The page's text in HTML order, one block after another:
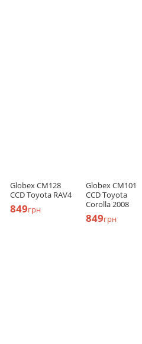
Globex CM128
CCD Toyota RAV4
849грн
Globex CM101
CCD Toyota
Corolla 2008
849грн